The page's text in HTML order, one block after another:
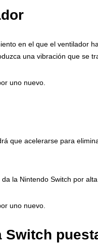
en el que el ventilador
una vibración que se
uno nuevo.
que acelerarse para
la Nintendo Switch por
uno nuevo.